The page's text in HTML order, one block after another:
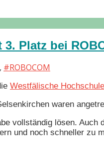
Platz bei
, #ROBOCOM
Westfälische
waren
vollständig lösen.
und noch schneller zu